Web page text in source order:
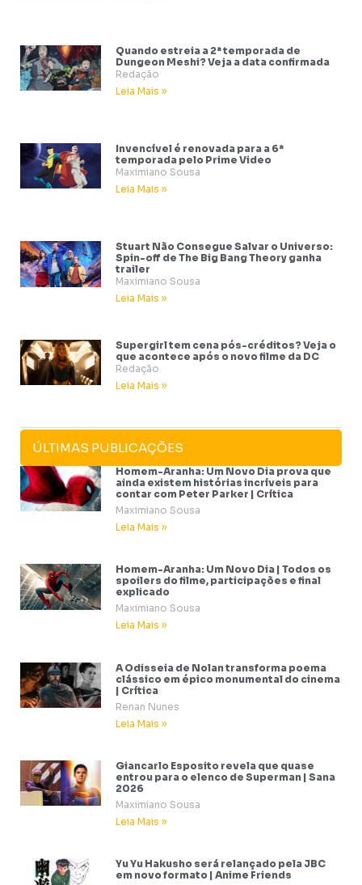
Quando estreia a 2ª temporada de
Dungeon Meshi? Veja a data confirmada
Redação
Leia Mais »
Invencível é renovada para a 6ª
temporada pelo Prime Video
Maximiano Sousa
Leia Mais »
Stuart Não Consegue Salvar o Universo:
Spin-off de The Big Bang Theory ganha
trailer
Maximiano Sousa
Leia Mais »
Supergirl tem cena pós-créditos? Veja o
que acontece após o novo filme da DC
Redação
Leia Mais »
ÚLTIMAS PUBLICAÇÕES
Homem-Aranha: Um Novo Dia prova que
ainda existem histórias incríveis para
contar com Peter Parker | Crítica
Maximiano Sousa
Leia Mais »
Homem-Aranha: Um Novo Dia | Todos os
spoilers do filme, participações e final
explicado
Maximiano Sousa
Leia Mais »
A Odisseia de Nolan transforma poema
clássico em épico monumental do cinema
| Crítica
Renan Nunes
Leia Mais »
Giancarlo Esposito revela que quase
entrou para o elenco de Superman | Sana
2026
Maximiano Sousa
Leia Mais »
Yu Yu Hakusho será relançado pela JBC
em novo formato | Anime Friends